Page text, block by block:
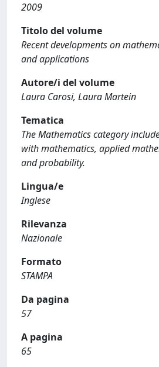
2009
Titolo del volume
Recent developments on
and applications
Autore/i del volume
Laura Carosi, Laura Martein
Tematica
The Mathematics category
with mathematics, applied
and probability.
Lingua/e
Inglese
Rilevanza
Nazionale
Formato
STAMPA
Da pagina
57
A pagina
65